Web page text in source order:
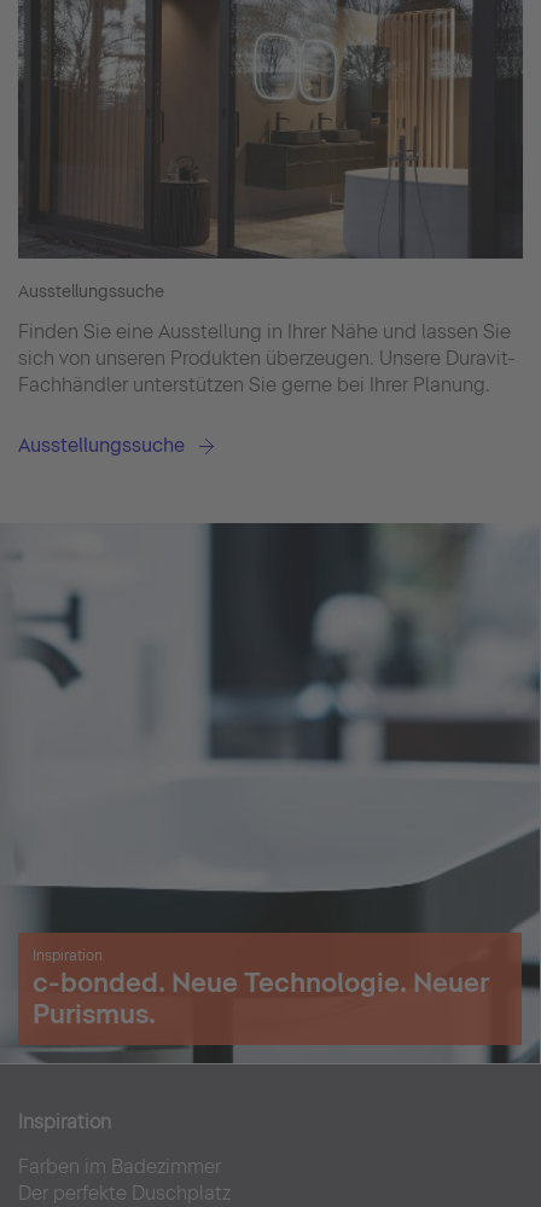
Ausstellungssuche
Finden Sie eine Ausstellung in Ihrer Nähe und lassen Sie
sich von unseren Produkten überzeugen. Unsere Duravit-
Fachhändler unterstützen Sie gerne bei Ihrer Planung.
Ausstellungssuche
Inspiration
c-bonded. Neue Technologie. Neuer
Purismus.
Inspiration
Farben im Badezimmer
Der perfekte Duschplatz